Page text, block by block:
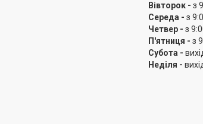
Вівторок - з
Середа - з
Четвер - з
П'ятниця - з
Субота -
Неділя -